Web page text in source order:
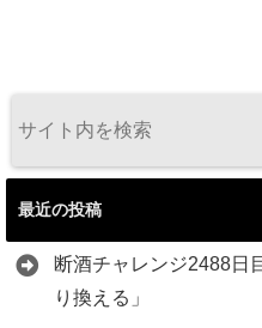
最近の投稿
断酒チャレンジ2488日
り換える」